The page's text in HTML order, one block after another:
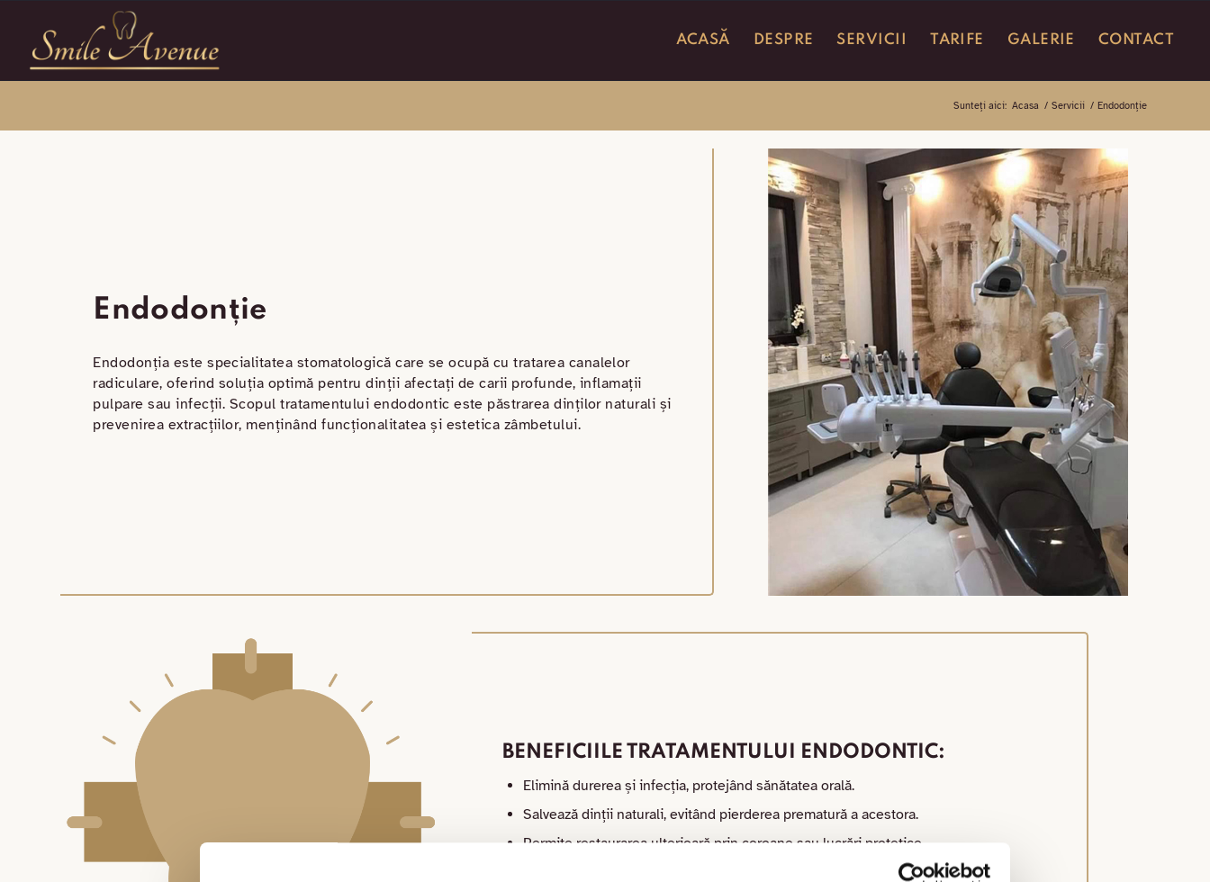
ACASĂ DESPRE SERVICII TARIFE GALERIE CONTACT
Sunteți aici: Acasa / Servicii / Endodonție
Endodonție
Endodonția este specialitatea stomatologică care se ocupă cu tratarea canalelor
radiculare, oferind soluția optimă pentru dinții afectați de carii profunde, inflamații
pulpare sau infecții. Scopul tratamentului endodontic este păstrarea dinților naturali și
prevenirea extracțiilor, menținând funcționalitatea și estetica zâmbetului.
BENEFICIILE TRATAMENTULUI ENDODONTIC:
Elimină durerea și infecția, protejând sănătatea orală.
Salvează dinții naturali, evitând pierderea prematură a acestora.
Permite restaurarea ulterioară prin coroane sau lucrări protetice.
Este o procedură sigură și eficientă, realizată cu tehnologie modernă.